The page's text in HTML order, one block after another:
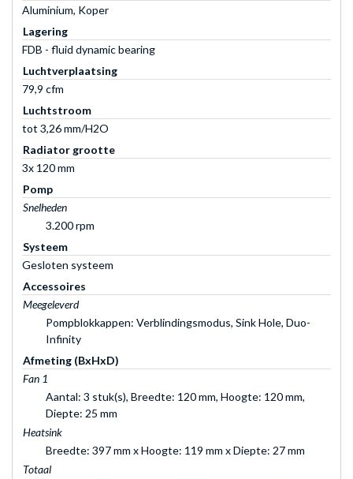
Aluminium, Koper
Lagering
FDB - fluid dynamic bearing
Luchtverplaatsing
79,9 cfm
Luchtstroom
tot 3,26 mm/H2O
Radiator grootte
3x 120 mm
Pomp
Snelheden
3.200 rpm
Systeem
Gesloten systeem
Accessoires
Meegeleverd
Pompblokkappen: Verblindingsmodus, Sink Hole, Duo-
Infinity
Afmeting (BxHxD)
Fan 1
Aantal: 3 stuk(s), Breedte: 120 mm, Hoogte: 120 mm,
Diepte: 25 mm
Heatsink
Breedte: 397 mm x Hoogte: 119 mm x Diepte: 27 mm
Totaal